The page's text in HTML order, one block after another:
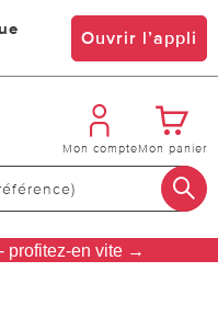
Ouvrir l’appli
Mon compteMon panier
profitez-en vite →